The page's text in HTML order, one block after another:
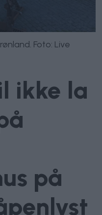
Foto: Live
ikke la
på